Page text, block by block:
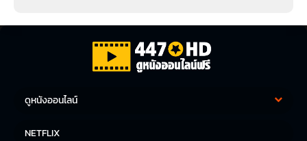
ดูหนังออนไลน์
NETFLIX